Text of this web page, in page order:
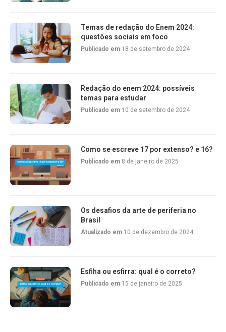
Temas de redação do Enem 2024:
questões sociais em foco
Publicado em 18 de setembro de 2024
Redação do enem 2024: possíveis
temas para estudar
Publicado em 10 de setembro de 2024
Como se escreve 17 por extenso? e 16?
Publicado em 8 de janeiro de 2025
Os desafios da arte de periferia no
Brasil
Atualizado em 10 de dezembro de 2024
Esfiha ou esfirra: qual é o correto?
Publicado em 15 de janeiro de 2025